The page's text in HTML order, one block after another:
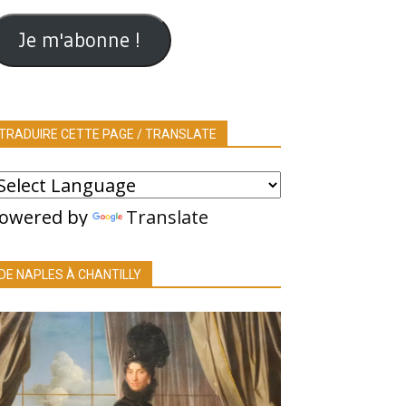
Je m'abonne !
CETTE PAGE / TRANSLATE
by Translate
NAPLES À CHANTILLY